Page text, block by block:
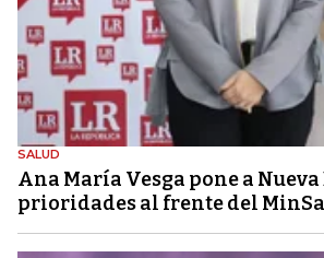
SALUD
Ana María Vesga pone a Nueva
prioridades al frente del